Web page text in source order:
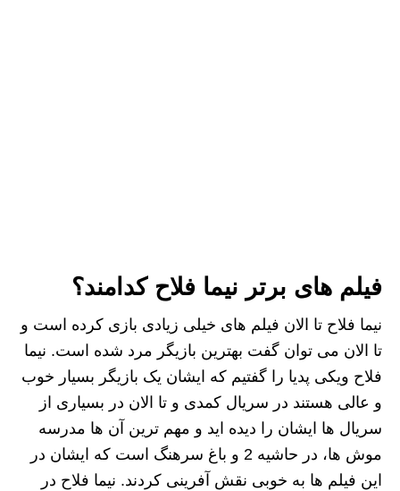
فیلم های برتر نیما فلاح کدامند؟
نیما فلاح تا الان فیلم های خیلی زیادی بازی کرده است و
تا الان می توان گفت بهترین بازیگر مرد شده است. نیما
فلاح ویکی پدیا را گفتیم که ایشان یک بازیگر بسیار خوب
و عالی هستند در سریال کمدی و تا الان در بسیاری از
سریال ها ایشان را دیده اید و مهم ترین آن ها مدرسه
موش ها، در حاشیه 2 و باغ سرهنگ است که ایشان در
این فیلم ها به خوبی نقش آفرینی کردند. نیما فلاح در